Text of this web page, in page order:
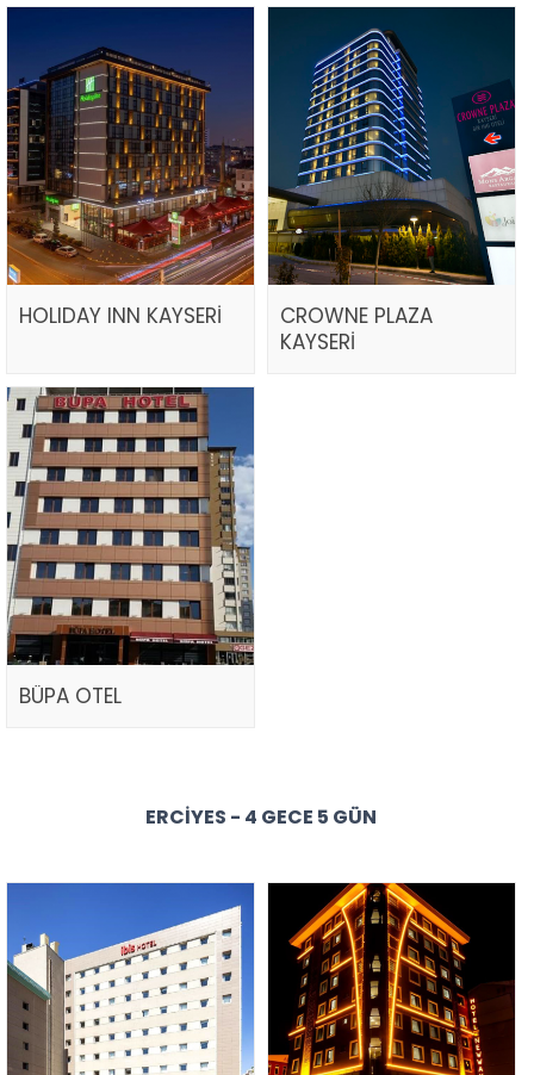
HOLIDAY INN KAYSERİ
CROWNE PLAZA
KAYSERİ
BÜPA OTEL
ERCIYES - 4 GECE 5 GÜN